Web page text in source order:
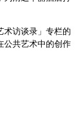
术访谈录」专栏的
公共艺术中的创作